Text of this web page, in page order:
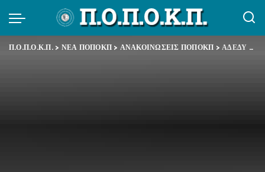
Π.Ο.Π.Ο.Κ.Π.> ΝΕΑ ΠΟΠΟΚΠ > ΑΝΑΚΟΙΝΩΣΕΙΣ ΠΟΠΟΚΠ >ΑΔΕΔΥ – Ανακοίνωση – Συνεχίζουμε τον αγώνα